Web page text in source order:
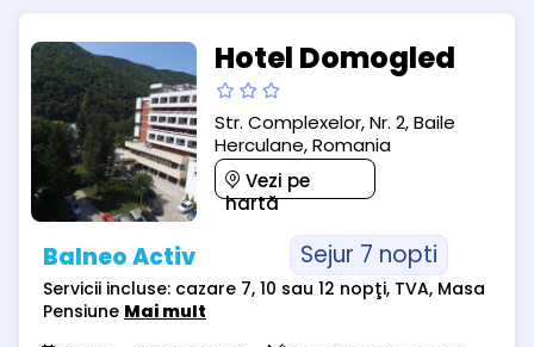
Hotel Domogled
Str. Complexelor, Nr. 2, Baile
Herculane, Romania
Vezi pe
hartă
Balneo Activ Sejur 7 nopti
Servicii incluse: cazare 7, 10 sau 12 nopţi, TVA, Masa
Pensiune Mai mult